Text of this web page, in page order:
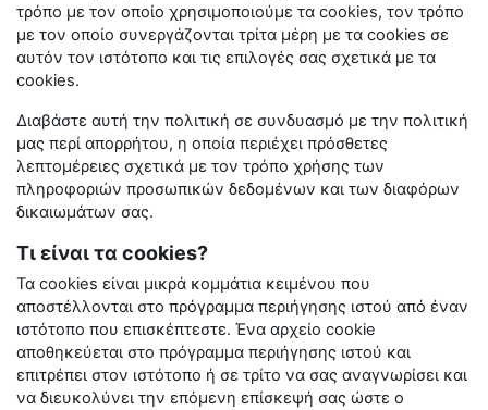
τρόπο με τον οποίο χρησιμοποιούμε τα cookies, τον τρόπο
με τον οποίο συνεργάζονται τρίτα μέρη με τα cookies σε
αυτόν τον ιστότοπο και τις επιλογές σας σχετικά με τα
cookies.
Διαβάστε αυτή την πολιτική σε συνδυασμό με την πολιτική
μας περί απορρήτου, η οποία περιέχει πρόσθετες
λεπτομέρειες σχετικά με τον τρόπο χρήσης των
πληροφοριών προσωπικών δεδομένων και των διαφόρων
δικαιωμάτων σας.
Τι είναι τα cookies?
Τα cookies είναι μικρά κομμάτια κειμένου που
αποστέλλονται στο πρόγραμμα περιήγησης ιστού από έναν
ιστότοπο που επισκέπτεστε. Ένα αρχείο cookie
αποθηκεύεται στο πρόγραμμα περιήγησης ιστού και
επιτρέπει στον ιστότοπο ή σε τρίτο να σας αναγνωρίσει και
να διευκολύνει την επόμενη επίσκεψή σας ώστε ο